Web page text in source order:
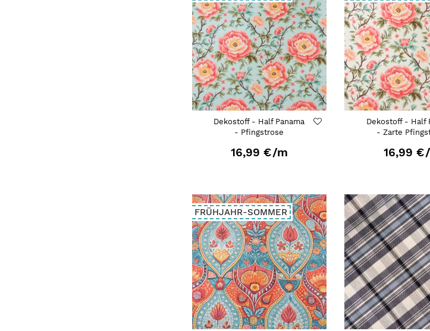
Dekostoff - Half Panama
- Pfingstrose
16,99 €/m
Dekostoff - Half
- Zarte
16,99 €
FRÜHJAHR-SOMMER